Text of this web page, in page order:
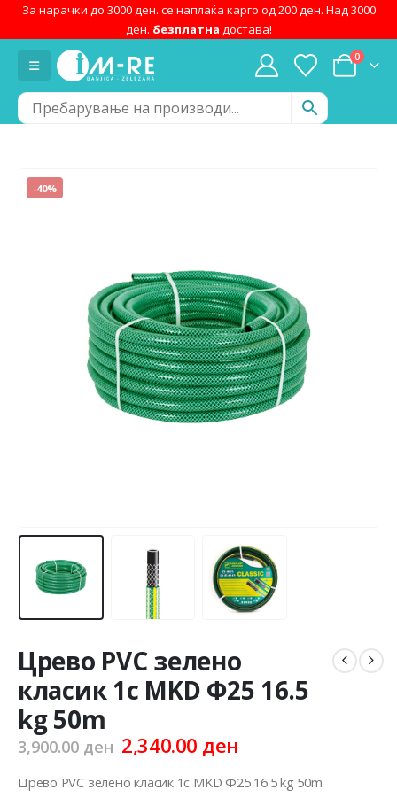
За нарачки до 3000 ден. се наплаќа карго од 200 ден. Над 3000
ден. безплатна достава!
0
-40%
Црево PVC зелено
класик 1c MKD Ф25 16.5
kg 50m
3,900.00ден Original
price
was:
2,340.00 ден
is:
Црево PVC зелено класик 1c MKD Ф25 16.5 kg 50m